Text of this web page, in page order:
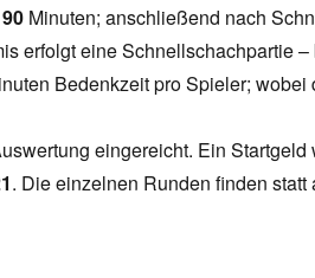
90 Minuten; anschließend nach
erfolgt eine Schnellschachpartie
Bedenkzeit pro Spieler; wobei
eingereicht. Ein
. Die einzelnen Runden finden statt